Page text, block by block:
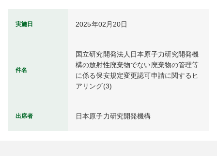
実施日 2025年02月20日
件名
国立研究開発法人日本原子力研究開発機
構の放射性廃棄物でない廃棄物の管理等
に係る保安規定変更認可申請に関するヒ
アリング(3)
出席者 日本原子力研究開発機構